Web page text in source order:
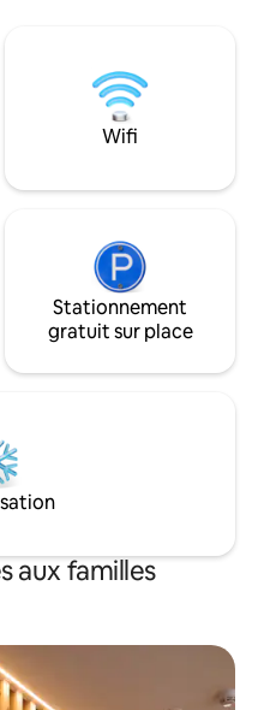
hauts plafonds
maisons dans les
la mer + Vue sur
Wifi
Stationnement
gratuit sur place
aux familles